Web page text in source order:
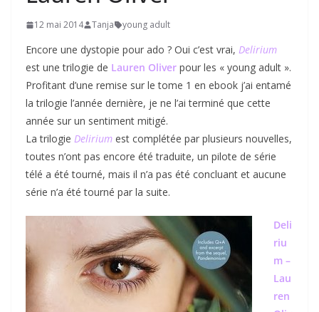
12 mai 2014 Tanja young adult
Encore une dystopie pour ado ? Oui c’est vrai, Delirium
est une trilogie de Lauren Oliver pour les « young adult ».
Profitant d’une remise sur le tome 1 en ebook j’ai entamé
la trilogie l’année dernière, je ne l’ai terminé que cette
année sur un sentiment mitigé.
La trilogie Delirium est complétée par plusieurs nouvelles,
toutes n’ont pas encore été traduite, un pilote de série
télé a été tourné, mais il n’a pas été concluant et aucune
série n’a été tourné par la suite.
Deli
riu
m –
Lau
ren